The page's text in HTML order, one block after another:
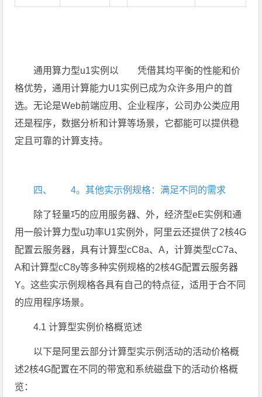
通用算力型u1实例以 凭借其均平衡的性能和价
格优势，通用计算能力U1实例已成为众许多用户的首
选。无论是Web前端应用、企业程序，公司办公类应用
还是程序，数据分析和计算等场景，它都能可以提供稳
定且可靠的计算支持。
四、 4。其他实示例规格：满足不同的需求
除了轻量巧的应用服务器、外，经济型eE实例和通
用一般计算力型u功率U1实例外，阿里云还提供了2核4G
配置云服务器，具有计算型cC8a、A，计算类型cC7a、
A和计算型cC8y等多种实例规格的2核4G配置云服务器
Y。这些实示例规格各具有自己的特点征，适用于合不同
的应用程序场景。
4.1 计算型实例价格概览述
以下是阿里云部分计算型实示例活动的活动价格概
述2核4G配置在不同的带宽和系统磁盘下的活动价格概
览：